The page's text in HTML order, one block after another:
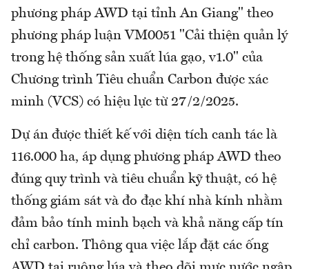
phương pháp AWD tại tỉnh An Giang" theo
phương pháp luận VM0051 "Cải thiện quản lý
trong hệ thống sản xuất lúa gạo, v1.0" của
Chương trình Tiêu chuẩn Carbon được xác
minh (VCS) có hiệu lực từ 27/2/2025.
Dự án được thiết kế với diện tích canh tác là
116.000 ha, áp dụng phương pháp AWD theo
đúng quy trình và tiêu chuẩn kỹ thuật, có hệ
thống giám sát và đo đạc khí nhà kính nhằm
đảm bảo tính minh bạch và khả năng cấp tín
chỉ carbon. Thông qua việc lắp đặt các ống